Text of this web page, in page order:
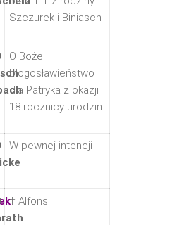
Szczurek i Biniasch
O Boże
błogosławieństwo
dla Patryka z okazji
18 rocznicy urodzin
W pewnej intencji
† Alfons